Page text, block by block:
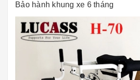
Bảo hành khung xe 6 tháng